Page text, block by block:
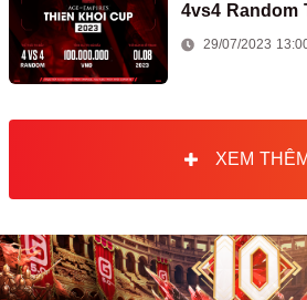
4vs4 Random
29/07/2023
XEM THÊM